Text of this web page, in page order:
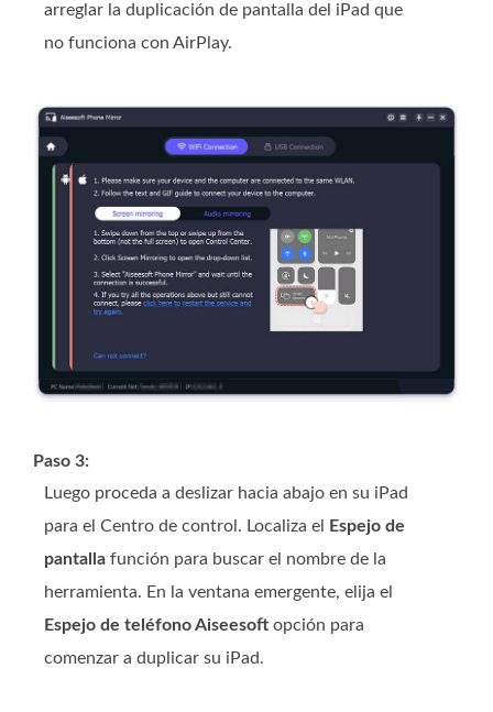
arreglar la duplicación de pantalla del iPad que
no funciona con AirPlay.
Paso 3:
Luego proceda a deslizar hacia abajo en su iPad
para el Centro de control. Localiza el
Espejo de
pantalla función para buscar el nombre de la
herramienta. En la ventana emergente, elija el
Espejo de teléfono Aiseesoft opción para
comenzar a duplicar su iPad.